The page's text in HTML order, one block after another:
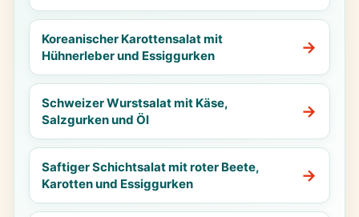
Koreanischer Karottensalat mit
Hühnerleber und Essiggurken
Schweizer Wurstsalat mit Käse,
Salzgurken und Öl
Saftiger Schichtsalat mit roter Beete,
Karotten und Essiggurken